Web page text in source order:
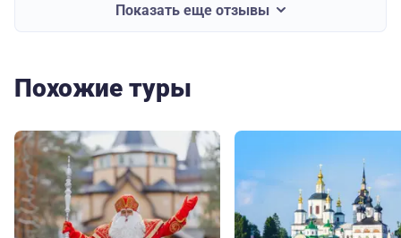
Показать еще отзывы
Похожие туры